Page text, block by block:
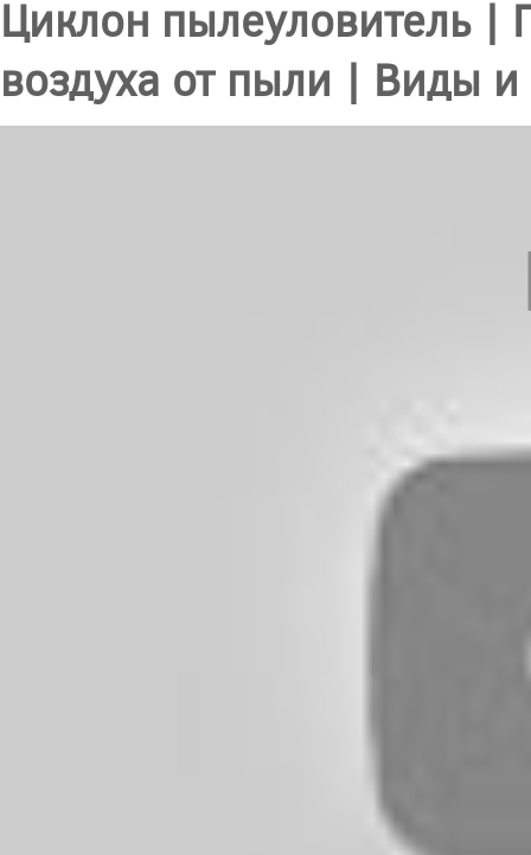
Циклон пылеуловитель
воздуха от пыли | Виды